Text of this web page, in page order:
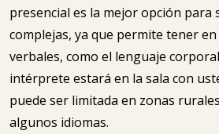
presencial es la mejor opción para
complejas, ya que permite tener
verbales, como el lenguaje
intérprete estará en la sala con
puede ser limitada en zonas
algunos idiomas.